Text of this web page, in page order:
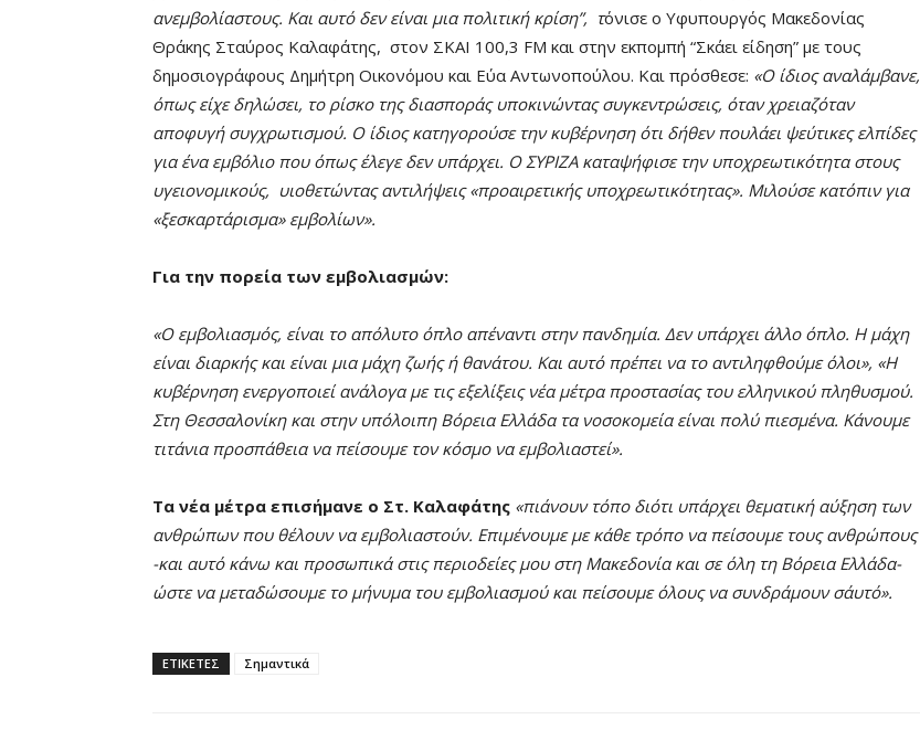
ανεμβολίαστους. Και αυτό δεν είναι μια πολιτική κρίση”, τόνισε ο Υφυπουργός Μακεδονίας
Θράκης Σταύρος Καλαφάτης, στον ΣΚΑΙ 100,3 FM και στην εκπομπή “Σκάει είδηση” με τους
δημοσιογράφους Δημήτρη Οικονόμου και Εύα Αντωνοπούλου. Και πρόσθεσε: «Ο ίδιος αναλάμβανε,
όπως είχε δηλώσει, το ρίσκο της διασποράς υποκινώντας συγκεντρώσεις, όταν χρειαζόταν
αποφυγή συγχρωτισμού. Ο ίδιος κατηγορούσε την κυβέρνηση ότι δήθεν πουλάει ψεύτικες ελπίδες
για ένα εμβόλιο που όπως έλεγε δεν υπάρχει. Ο ΣΥΡΙΖΑ καταψήφισε την υποχρεωτικότητα στους
υγειονομικούς, υιοθετώντας αντιλήψεις «προαιρετικής υποχρεωτικότητας». Μιλούσε κατόπιν για
«ξεσκαρτάρισμα» εμβολίων».
Για την πορεία των εμβολιασμών:
«Ο εμβολιασμός, είναι το απόλυτο όπλο απέναντι στην πανδημία. Δεν υπάρχει άλλο όπλο. Η μάχη
είναι διαρκής και είναι μια μάχη ζωής ή θανάτου. Και αυτό πρέπει να το αντιληφθούμε όλοι», «Η
κυβέρνηση ενεργοποιεί ανάλογα με τις εξελίξεις νέα μέτρα προστασίας του ελληνικού πληθυσμού.
Στη Θεσσαλονίκη και στην υπόλοιπη Βόρεια Ελλάδα τα νοσοκομεία είναι πολύ πιεσμένα. Κάνουμε
τιτάνια προσπάθεια να πείσουμε τον κόσμο να εμβολιαστεί».
Τα νέα μέτρα επισήμανε ο Στ. Καλαφάτης «πιάνουν τόπο διότι υπάρχει θεματική αύξηση των
ανθρώπων που θέλουν να εμβολιαστούν. Επιμένουμε με κάθε τρόπο να πείσουμε τους ανθρώπους
-και αυτό κάνω και προσωπικά στις περιοδείες μου στη Μακεδονία και σε όλη τη Βόρεια Ελλάδα-
ώστε να μεταδώσουμε το μήνυμα του εμβολιασμού και πείσουμε όλους να συνδράμουν σ΄αυτό».
ΕΤΙΚΕΤΕΣ Σημαντικά